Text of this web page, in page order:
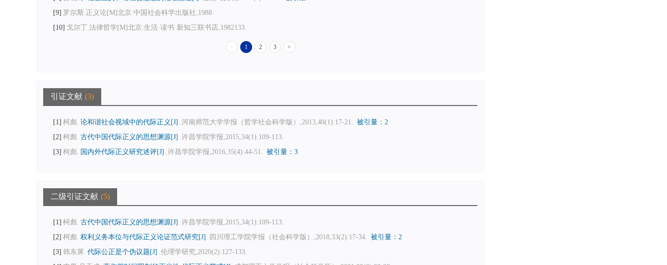
9 罗尔斯.正义论[M]北京:中国社会科学出版社,1988.
10 戈尔丁.法律哲学[M]北京:生活·读书·新知三联书店,1982133.
< 1 2 3 >
引证文献 3
1 柯彪. 论和谐社会视域中的代际正义[J] .河南师范大学学报（哲学社会科学版）,2013,40(1):17-21. 被引量：2
2 柯彪. 古代中国代际正义的思想渊源[J] .许昌学院学报,2015,34(1):109-113.
3 柯彪. 国内外代际正义研究述评[J] .许昌学院学报,2016,35(4):44-51. 被引量：3
二级引证文献 5
1 柯彪. 古代中国代际正义的思想渊源[J] .许昌学院学报,2015,34(1):109-113.
2 柯彪. 权利义务本位与代际正义论证范式研究[J] .四川理工学院学报（社会科学版）,2018,33(2):17-34. 被引量：2
3 韩东屏. 代际公正是个伪议题[J] .伦理学研究,2020(2):127-133.